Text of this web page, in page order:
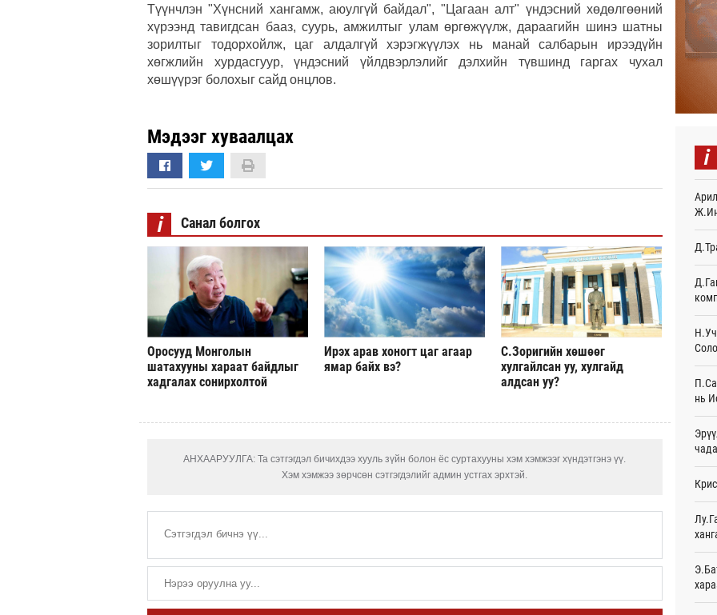
Түүнчлэн "Хүнсний хангамж, аюулгүй байдал", "Цагаан алт" үндэсний хөдөлгөөний
хүрээнд тавигдсан бааз, суурь, амжилтыг улам өргөжүүлж, дараагийн шинэ шатны
зорилтыг тодорхойлж, цаг алдалгүй хэрэгжүүлэх нь манай салбарын ирээдүйн
хөгжлийн хурдасгуур, үндэсний үйлдвэрлэлийг дэлхийн түвшинд гаргах чухал
хөшүүрэг болохыг сайд онцлов.
Мэдээг хуваалцах
i Санал болгох
Оросууд Монголын
шатахууны хараат байдлыг
хадгалах сонирхолтой
Ирэх арав хоногт цаг агаар
ямар байх вэ?
С.Зоригийн хөшөөг
хулгайлсан уу, хулгайд
алдсан уу?
АНХААРУУЛГА: Та сэтгэгдэл бичихдээ хууль зүйн болон ёс суртахууны хэм хэмжээг хүндэтгэнэ үү.
Хэм хэмжээ зөрчсөн сэтгэгдэлийг админ устгах эрхтэй.
АНУ-
Энэ
i
нь